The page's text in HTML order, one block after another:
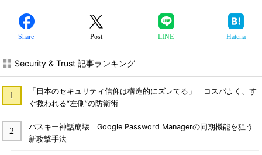
Share Post LINE Hatena
Security & Trust 記事ランキング
「日本のセキュリティ信仰は構造的にズレてる」 コスパよく、す
ぐ救われる“左側”の防衛術
パスキー神話崩壊 Google Password Managerの同期機能を狙う
新攻撃手法